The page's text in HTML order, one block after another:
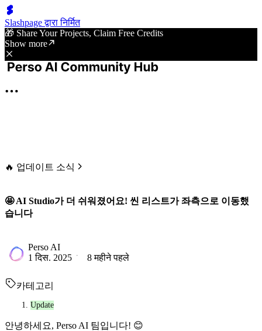
Slashpage द्वारा निर्मित
🎁 Share Your Projects, Claim Free Credits
Show more
🔥 업데이트 소식
🤩 AI Studio가 더 쉬워졌어요! 씬 리스트가 좌측으로 이동했
습니다
Perso AI
1 दिस. 2025
8 महीने पहले
카테고리
Update
안녕하세요, Perso AI 팀입니다! 😊